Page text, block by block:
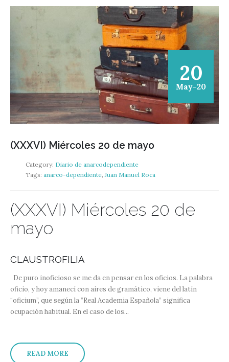
20
May-20
(XXXVI) Miércoles 20 de mayo
Category: Diario de anarcodependiente
Tags: anarco-dependiente Juan Manuel Roca
(XXXVI) Miércoles 20 de
mayo
CLAUSTROFILIA
De puro inoficioso se me da en pensar en los oficios. La palabra
oficio, y hoy amanecí con aires de gramático, viene del latín
“oficium”, que según la “Real Academia Española” significa
ocupación habitual. En el caso de los...
READ MORE